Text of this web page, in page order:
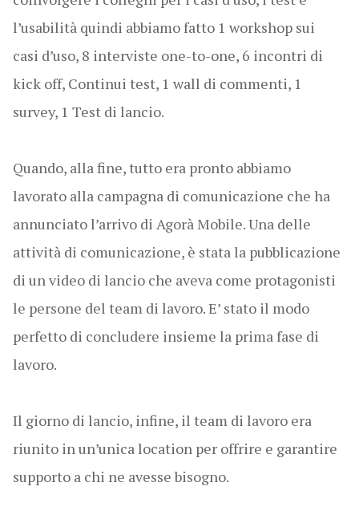
l’usabilità quindi abbiamo fatto 1 workshop sui
casi d’uso, 8 interviste one-to-one, 6 incontri di
kick off, Continui test, 1 wall di commenti, 1
survey, 1 Test di lancio.
Quando, alla fine, tutto era pronto abbiamo
lavorato alla campagna di comunicazione che ha
annunciato l’arrivo di Agorà Mobile. Una delle
attività di comunicazione, è stata la pubblicazione
di un video di lancio che aveva come protagonisti
le persone del team di lavoro. E’ stato il modo
perfetto di concludere insieme la prima fase di
lavoro.
Il giorno di lancio, infine, il team di lavoro era
riunito in un’unica location per offrire e garantire
supporto a chi ne avesse bisogno.